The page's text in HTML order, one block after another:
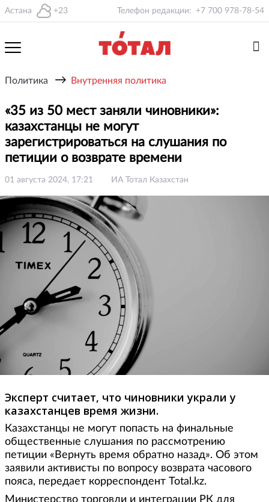
Астана +23 Телефон редакции: +7 700 978-78-54
Политика → Внутренняя политика
«35 из 50 мест заняли чиновники»:
казахстанцы не могут
зарегистрироваться на слушания по
петиции о возврате времени
01 августа 2024, 17:21 ИА Тотал Казахстан
Эксперт считает, что чиновники украли у
казахстанцев время жизни.
Казахстанцы не могут попасть на финальные
общественные слушания по рассмотрению
петиции «Вернуть время обратно назад». Об этом
заявили активисты по вопросу возврата часового
пояса, передает корреспондент Total.kz.